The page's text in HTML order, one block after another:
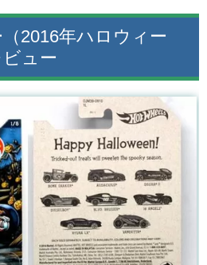
2016年ハロウィー
ュー